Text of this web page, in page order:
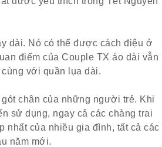
dài. Nó có thể được cách điệu ở
điểm của Couple TX áo dài vẫn
với quần lụa dài.
chân của những người trẻ. Khi
sử dụng, ngay cả các chàng trai
nhất của nhiều gia đình, tất cả các
năm mới.